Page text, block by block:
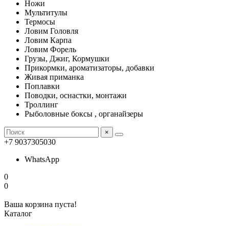
Ножи
Мультитулы
Термосы
Ловим Головля
Ловим Карпа
Ловим Форель
Грузы, Джиг, Кормушки
Прикормки, ароматизаторы, добавки
Живая приманка
Поплавки
Поводки, оснастки, монтажи
Троллинг
Рыболовные боксы , органайзеры
×
+7 9037305030
WhatsApp
0
0
Ваша корзина пуста!
Каталог